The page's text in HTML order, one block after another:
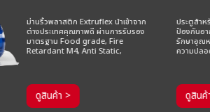
สูง
นำเข้าจาก
ผ่านการรับรอง
Fire
Static,
ประตูสำหรับโรงงานอุตสาหกรรมที่
ป้องกันอากาศภายนอกและฝุ่นละออง
รักษาอุณหภูมิภายในโรงงานและมีระบบ
ความปลอดภัยอันดับหนึ่ง